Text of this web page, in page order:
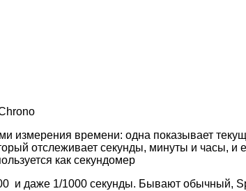
измерения времени: одна показывает
отслеживает секунды, минуты и часы,
как секундомер
и даже 1/1000 секунды. Бывают обычный,